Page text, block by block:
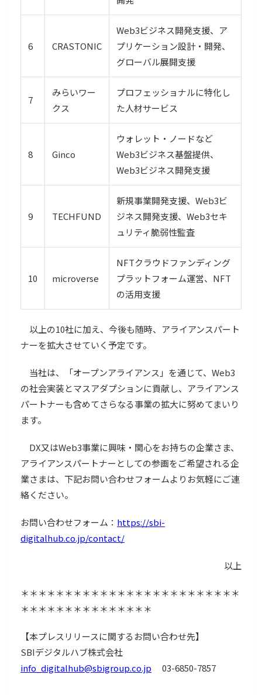
6 CRASTONIC
Web3ビジネス開発支援、ア
プリケーション設計・開発、
グローバル展開支援
7
みらいワー
クス
プロフェッショナルに特化し
た人材サービス
8 Ginco
ウォレット・ノードなど
Web3ビジネス基盤提供、
Web3ビジネス開発支援
9 TECHFUND
新規事業開発支援、Web3ビ
ジネス開発支援、Web3セキ
ュリティ脆弱性監査
10 microverse
NFTクラウドファンディング
プラットフォーム運営、NFT
の活用支援
以上の10社に加え、今後も随時、アライアンスパート
ナーを拡大させていく予定です。
当社は、「オープンアライアンス」を通じて、Web3
の社会実装とマスアダプションに貢献し、アライアンス
パートナーも含めてさらなる事業の拡大に努めてまいり
ます。
DX又はWeb3事業に興味・関心をお持ちの企業さま、
アライアンスパートナーとしての参画をご希望される企
業さまは、下記お問い合わせフォームよりお気軽にご連
絡ください。
お問い合わせフォーム： https://sbi-
digitalhub.co.jp/contact/
以上
＊＊＊＊＊＊＊＊＊＊＊＊＊＊＊＊＊＊＊＊＊＊＊＊＊
＊＊＊＊＊＊＊＊＊＊＊＊＊＊＊
【本プレスリリースに関するお問い合わせ先】
SBIデジタルハブ株式会社
info_digitalhub@sbigroup.co.jp 03-6850-7857